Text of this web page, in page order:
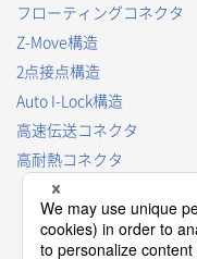
フローティングコネクタ
Z-Move構造
2点接点構造
Auto I-Lock構造
高速伝送コネクタ
高耐熱コネクタ